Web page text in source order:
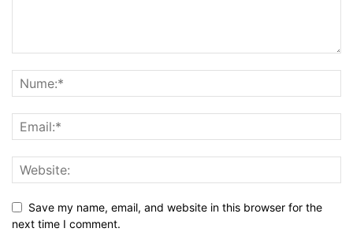
Save my name, email, and website in this browser for the
next time I comment.